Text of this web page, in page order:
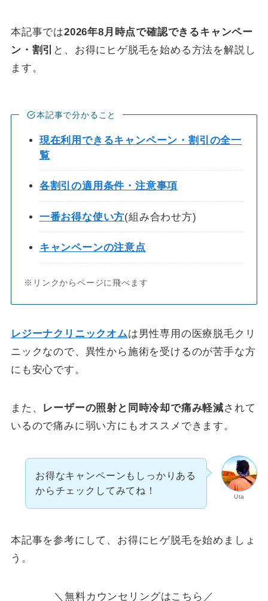
本記事では2026年8月時点で確認できるキャンペー
ン・割引 と、お得にヒゲ脱毛を始める方法を解説し
ます。
本記事で分かること
現在利用できるキャンペーン・割引の全一
覧
各割引の適用条件・注意事項
一番お得な使い方(組み合わせ方)
キャンペーンの注意点
※リンクからページに飛べます
レジーナクリニックオムは男性専用の医療脱毛クリ
ニックなので、異性から施術を受けるのが苦手な方
にも安心です。
また、 レーザーの照射と同時冷却で痛み軽減されて
いるので痛みに弱い方にもオススメできます。
Uta
お得なキャンペーンもしっかりある
からチェックしてみてね！
本記事を参考にして、お得にヒゲ脱毛を始めましょ
う。
＼無料カウンセリングはこちら／